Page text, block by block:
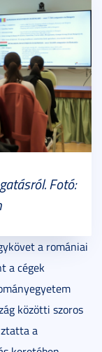
Fotó:
a romániai
a cégek
közötti szoros
a